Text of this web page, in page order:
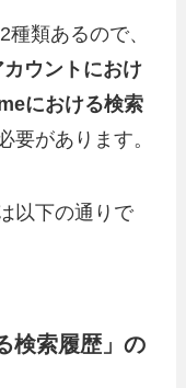
類あるので、
カウントにおけ
における検索
要があります。
以下の通りで
検索履歴」の